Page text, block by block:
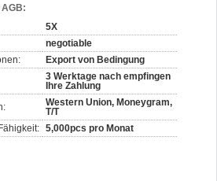
5X
negotiable
Export von Bedingung
3 Werktage nach empfingen
Ihre Zahlung
Western Union, Moneygram,
T/T
5,000pcs pro Monat